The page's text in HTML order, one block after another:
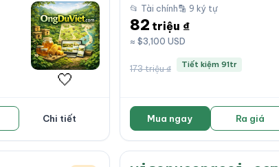
🤍
Chi tiết
📂 Tài chính🔡 9 ký tự
82 triệu ₫
≈ $3,100 USD
173 triệu ₫ Tiết kiệm 91tr
Mua ngay Ra giá